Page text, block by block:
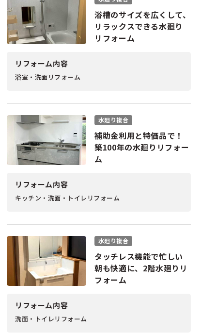
浴槽のサイズを広くして、
リラックスできる水廻り
リフォーム
リフォーム内容
浴室・洗面リフォーム
水廻り複合
補助金利用と特価品で！
築100年の水廻りリフォー
ム
リフォーム内容
キッチン・洗面・トイレリフォーム
水廻り複合
タッチレス機能で忙しい
朝も快適に、2階水廻りリ
フォーム
リフォーム内容
洗面・トイレリフォーム